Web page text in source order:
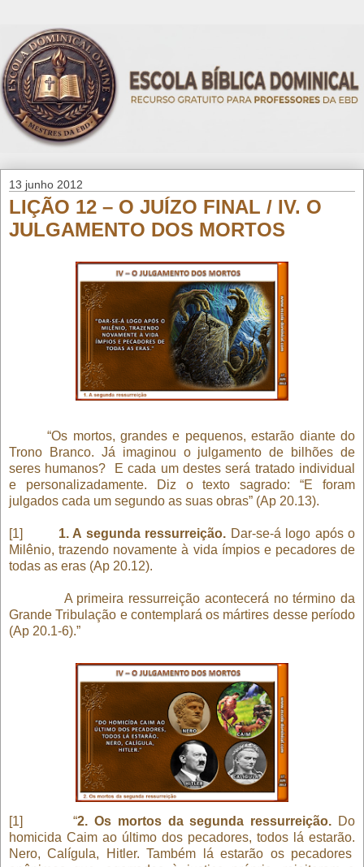
13 junho 2012
LIÇÃO 12 – O JUÍZO FINAL / IV. O
JULGAMENTO DOS MORTOS
“Os mortos, grandes e pequenos, estarão diante do
Trono Branco. Já imaginou o julgamento de bilhões de
seres humanos? E cada um destes será tratado individual
e personalizadamente. Diz o texto sagrado: “E foram
julgados cada um segundo as suas obras” (Ap 20.13).
[1] 1. A segunda ressurreição. Dar-se-á logo após o
Milênio, trazendo novamente à vida ímpios e pecadores de
todas as eras (Ap 20.12).
A primeira ressurreição acontecerá no término da
Grande Tribulação e contemplará os mártires desse período
(Ap 20.1-6).”
[1] “2. Os mortos da segunda ressurreição. Do
homicida Caim ao último dos pecadores, todos lá estarão.
Nero, Calígula, Hitler. Também lá estarão os pecadores